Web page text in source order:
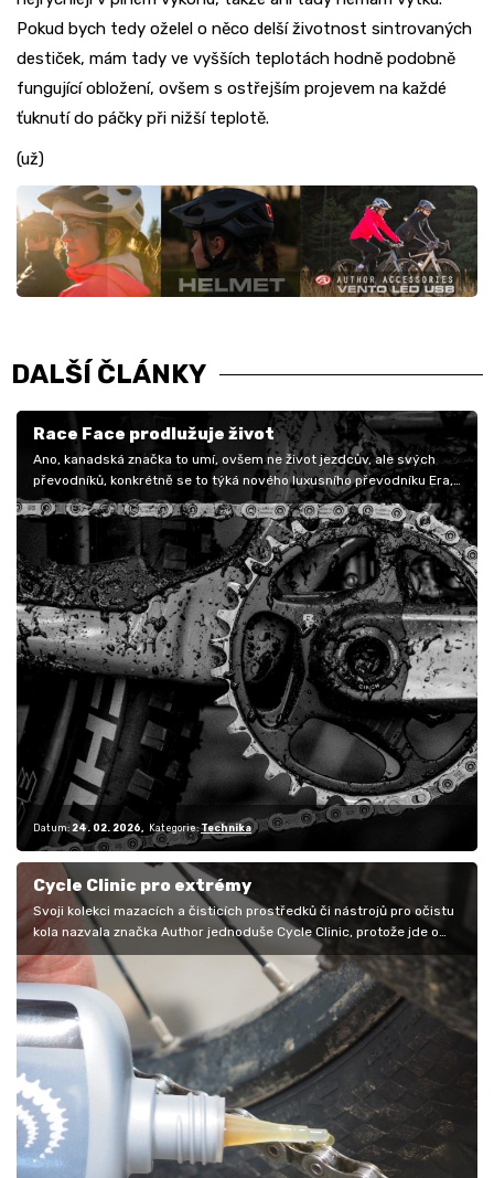
Pokud bych tedy oželel o něco delší životnost sintrovaných
destiček, mám tady ve vyšších teplotách hodně podobně
fungující obložení, ovšem s ostřejším projevem na každé
ťuknutí do páčky při nižší teplotě.
(už)
DALŠÍ ČLÁNKY
Race Face prodlužuje život
Ano, kanadská značka to umí, ovšem ne život jezdcův, ale svých
převodníků, konkrétně se to týká nového luxusního převodníku Era,
který může…
Datum: 24. 02. 2026 Kategorie: Technika
Cycle Clinic pro extrémy
Svoji kolekci mazacích a čisticích prostředků či nástrojů pro očistu
kola nazvala značka Author jednoduše Cycle Clinic, protože jde o…